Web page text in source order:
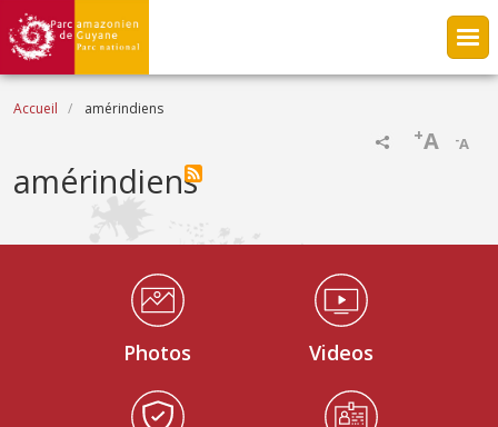
Aller au contenu principal
Fil d'Ariane
Accueil amérindiens
-A
+A
amérindiens
Médiathèque Footer
Photos Videos